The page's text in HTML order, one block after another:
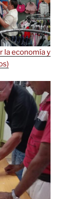
la economía y